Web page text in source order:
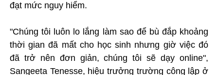
đạt mức nguy hiểm.
"Chúng tôi luôn lo lắng làm sao để bù đắp khoảng
thời gian đã mất cho học sinh nhưng giờ việc đó
đã trở nên đơn giản, chúng tôi sẽ dạy online",
Sangeeta Tenesse, hiệu trưởng trường công lập ở